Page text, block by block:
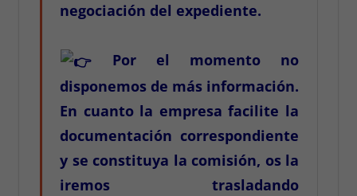
negociación del expediente.
Por el momento no
disponemos de más información.
En cuanto la empresa facilite la
documentación correspondiente
y se constituya la comisión, os la
iremos trasladando